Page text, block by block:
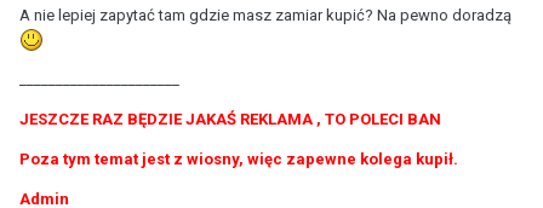
A nie lepiej zapytać tam gdzie masz zamiar kupić? Na pewno doradzą
JESZCZE RAZ BĘDZIE JAKAŚ REKLAMA , TO POLECI BAN
Poza tym temat jest z wiosny, więc zapewne kolega kupił.
Admin